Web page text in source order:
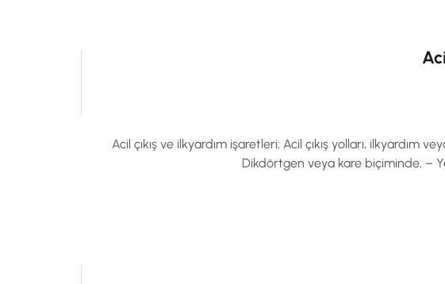
Acil çıkış ve ilkyardım işaretleri; Acil çıkış yolları,
Dikdörtgen veya kare biçiminde, –